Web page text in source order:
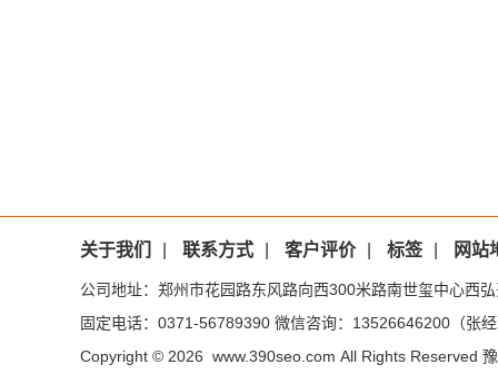
关于我们 联系方式 客户评价 标签 网站
公司地址：郑州市花园路东风路向西300米路南世玺中心西
固定电话：0371-56789390 微信咨询：13526646200（张
Copyright © 2026 www.390seo.com All Rights Reserved